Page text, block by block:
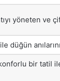
yöneten ve
düğün
bir tatil